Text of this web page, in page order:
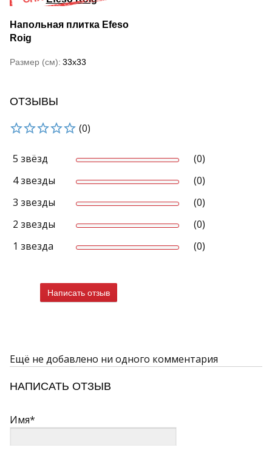
Напольная плитка Efeso
Roig
Размер (см) 33x33
ОТЗЫВЫ
(0)
5 звёзд
(0)
4 звезды
(0)
3 звезды
(0)
2 звезды
(0)
1 звезда
(0)
Написать отзыв
Ещё не добавлено ни одного комментария
НАПИСАТЬ ОТЗЫВ
Имя*